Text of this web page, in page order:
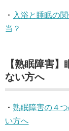
・ 入浴と睡眠の
当？
【熟眠障害
ない方へ
・ 熟眠障害の４
い方へ